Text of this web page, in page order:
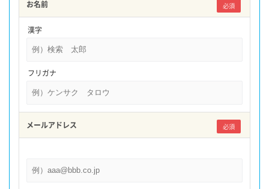
お名前 必須
漢字
フリガナ
メールアドレス 必須